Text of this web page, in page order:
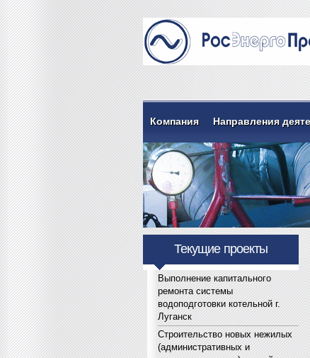
Компания Направления
Текущие проекты
Выполнение капитального
ремонта системы
водоподготовки котельной г.
Луганск
Строительство новых нежилых
(административных и